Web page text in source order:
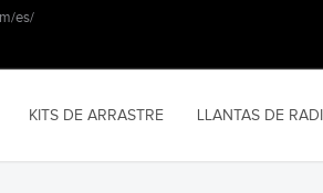
KITS DE ARRASTRE LLANTAS DE